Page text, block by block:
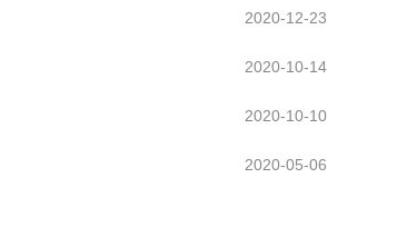
2020-12-23
2020-10-14
2020-10-10
2020-05-06